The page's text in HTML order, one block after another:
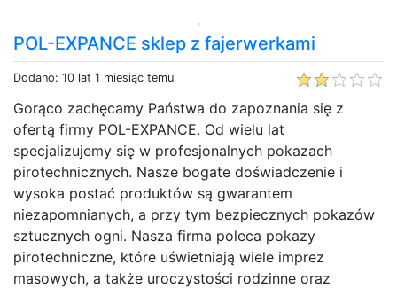
POL-EXPANCE sklep z fajerwerkami
Dodano: 10 lat 1 miesiąc temu
Gorąco zachęcamy Państwa do zapoznania się z
ofertą firmy POL-EXPANCE. Od wielu lat
specjalizujemy się w profesjonalnych pokazach
pirotechnicznych. Nasze bogate doświadczenie i
wysoka postać produktów są gwarantem
niezapomnianych, a przy tym bezpiecznych pokazów
sztucznych ogni. Nasza firma poleca pokazy
pirotechniczne, które uświetniają wiele imprez
masowych, a także uroczystości rodzinne oraz